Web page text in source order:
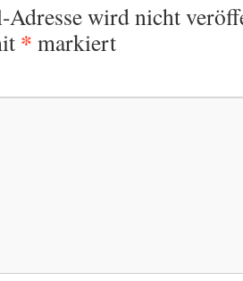
wird nicht
* markiert